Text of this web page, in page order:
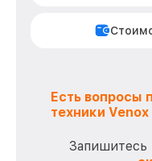
Есть вопросы
техники Venox
Запишитесь